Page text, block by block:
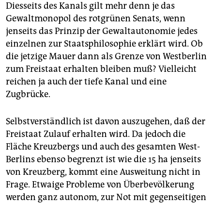
Diesseits des Kanals gilt mehr denn je das
Gewaltmonopol des rotgrünen Senats, wenn
jenseits das Prinzip der Gewaltautonomie jedes
einzelnen zur Staatsphilosophie erklärt wird. Ob
die jetzige Mauer dann als Grenze von Westberlin
zum Freistaat erhalten bleiben muß? Vielleicht
reichen ja auch der tiefe Kanal und eine
Zugbrücke.
Selbstverständlich ist davon auszugehen, daß der
Freistaat Zulauf erhalten wird. Da jedoch die
Fläche Kreuzbergs und auch des gesamten West-
Berlins ebenso begrenzt ist wie die 15 ha jenseits
von Kreuzberg, kommt eine Ausweitung nicht in
Frage. Etwaige Probleme von Überbevölkerung
werden ganz autonom, zur Not mit gegenseitigen